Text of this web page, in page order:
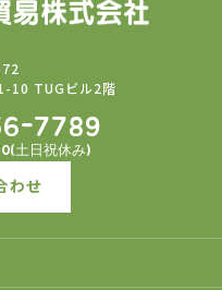
10 TUGビル2階
7789
土日祝休み)
わせ